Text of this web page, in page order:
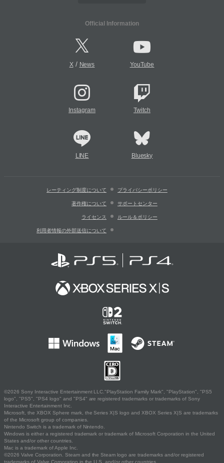
Official Information
X/ News YouTube
Instagram Twitch
LINE Bluesky
レーティング制度について プライバシーポリシー
著作権について サポートセンター
ライセンス ルール＆ポリシー
利用者情報の外部送信について
©2026 Sony Interactive Entertainment LLC."PlayStation Family Mark", "PlayStation", "PS5
logo", "PS5", "PS4 logo" and "PS4" are registered trademarks or trademarks of Sony
Interactive Entertainment Inc.
Microsoft, the XBOX Sphere mark, the Series X|S logo and XBOX Series X|S are trademarks
of the Microsoft group of companies.
Nintendo Switch is a trademark of Nintendo.
Windows is either a registered trademark or trademark of Microsoft Corporation in the United
States and/or other countries.
Mac is a trademark of Apple Inc.
©2026 Valve Corporation. Steam and the Steam logo are trademarks and/or registered
trademarks of Valve Corporation in the U.S. and/or other countries.